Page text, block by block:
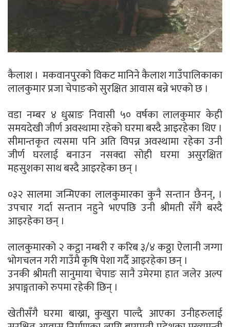
कैलाश । मकवानपुरको विकट मानिने कैलाश गाउँपालिकाका
लालकुमार प्रजा चेपाङको सुरक्षित आवास बन्ने भएको छ ।
वडा नम्बर ४ धुस्राङ निवासी ५० वर्षका लालकुमार केही
समयदेखी जीर्ण अवस्थामा रहेको घरमा बस्दै आइरहेका थिए ।
सीमान्तकृत त्यसमा पनि अति विपन्न अवस्थामा रहेका उनी
जीर्ण घरलाई बनाउन नसक्दा सोही घरमा असुरक्षित
महसुशका साथ बस्दै आइरहेका छन् ।
०३२ सालमा जन्मिएका लालकुमारका कुनै सन्तान छैनन्, ।
उपचार गर्दा सन्तान नहुने भएपछि उनी श्रीमती सँगै बस्दै
आइरहेका छन् ।
लालकुमारको २ कट्ठा नम्बरी र करिब ३/४ कठ्ठा ऐलानी जग्गा
भोगचलन गरी गाउँमै कृषि पेशा गर्दै आइरहेका छन् ।
उनकी श्रीमती सानुमाया चेपाङ सानै उमेरमा हात जलेर अल्प
अपाङ्गताको रुपमा रहेकी छिन् ।
खेतीसँगै घरमा बाख्रा, कुखुरा पाल्दै आएका उनीहरुलाई